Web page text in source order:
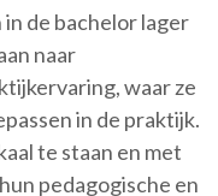
de bachelor lager
naar
waar ze
in de praktijk.
te staan en met
pedagogische en